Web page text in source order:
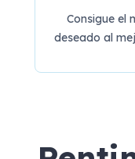
Consigue el
deseado al